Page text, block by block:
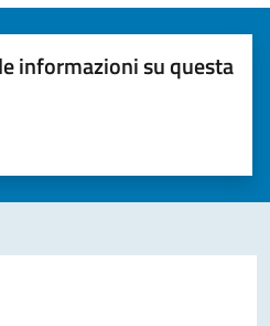
informazioni su questa
(da 1 a 5 stelle)
per valutare la chiarezza delle
su 5
su 5